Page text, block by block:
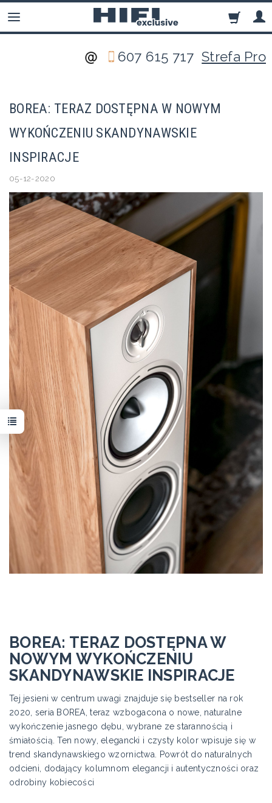
607 615 717Strefa Pro
BOREA: TERAZ DOSTĘPNA W NOWYM
WYKOŃCZENIU SKANDYNAWSKIE
INSPIRACJE
05-12-2020
BOREA: TERAZ DOSTĘPNA W
NOWYM WYKOŃCZENIU
SKANDYNAWSKIE INSPIRACJE
Tej jesieni w centrum uwagi znajduje się bestseller na rok
2020, seria BOREA, teraz wzbogacona o nowe, naturalne
wykończenie jasnego dębu, wybrane ze starannością i
śmiałością. Ten nowy, elegancki i czysty kolor wpisuje się w
trend skandynawskiego wzornictwa. Powrót do naturalnych
odcieni, dodający kolumnom elegancji i autentyczności oraz
odrobiny kobiecości